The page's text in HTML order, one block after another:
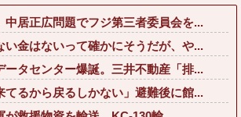
w
中居正広問題でフジ第三者委員会を...
い金はないって確かにそうだが、や...
ータセンター爆誕。三井不動産「排...
てるから戻るしかない」避難後に館...